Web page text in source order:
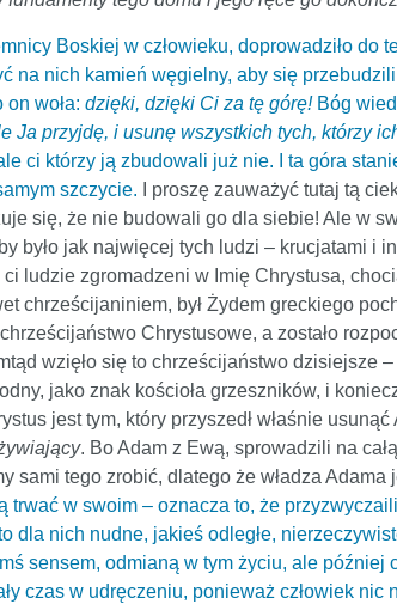
Boskiej w człowieku, doprowadziło do
na nich kamień węgielny, aby się
woła: dzięki, dzięki Ci za tę górę!Bóg
Ja przyjdę, i usunę wszystkich tych, którzy
ci którzy ją zbudowali już nie. I ta góra
szczycie. I proszę zauważyć tutaj tą
się, że nie budowali go dla siebie! Ale w
było jak najwięcej tych ludzi – krucjatami
ludzie zgromadzeni w Imię Chrystusa,
chrześcijaniniem, był Żydem greckiego
Chrystusowe, a zostało
wzięło się to chrześcijaństwo dzisiejsze
jako znak kościoła grzeszników, i
jest tym, który przyszedł właśnie
. Bo Adam z Ewą, sprowadzili na
sami tego zrobić, dlatego że władza Adama
trwać w swoim – oznacza to, że
dla nich nudne, jakieś odległe,
sensem, odmianą w tym życiu, ale
czas w udręczeniu, ponieważ człowiek